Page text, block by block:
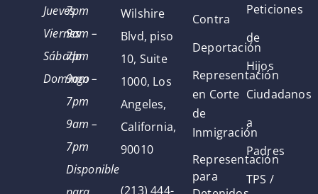
Jueves
Viernes
Sábado
Domingo
7pm
9am –
7pm
9am –
7pm
9am –
7pm
Disponible
Wilshire
Blvd, piso
10, Suite
1000, Los
Angeles,
California,
90010
(213) 444-
Contra
Deportación
Representación
en Corte
de
Inmigración
Representación
para
Peticiones
de
Hijos
Ciudadanos
a
Padres
TPS /